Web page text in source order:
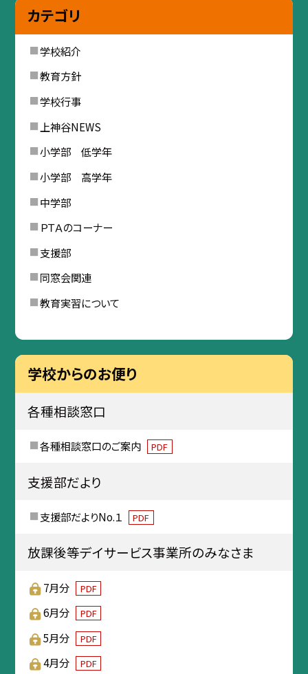
カテゴリ
学校紹介
教育方針
学校行事
上神谷NEWS
小学部 低学年
小学部 高学年
中学部
ＰＴＡのコーナー
支援部
同窓会関連
教育実習について
学校からのお便り
各種相談窓口
各種相談窓口のご案内 PDF
支援部だより
支援部だよりNo.１ PDF
放課後等デイサービス事業所のみなさま
7月分 PDF
6月分 PDF
5月分 PDF
4月分 PDF